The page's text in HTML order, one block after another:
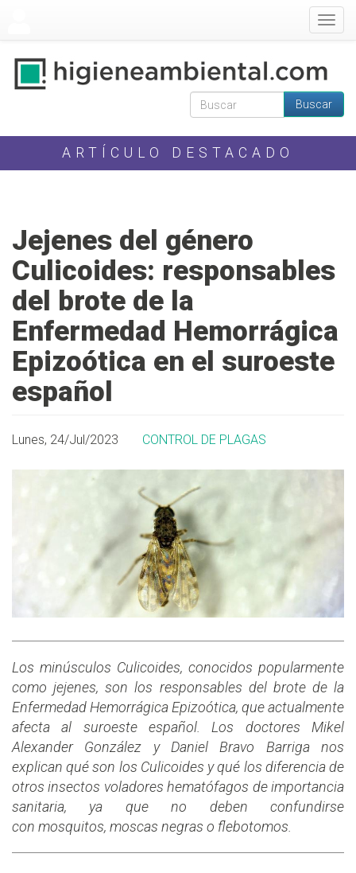
Formulario de
búsqueda
Buscar
ARTÍCULO DESTACADO
Jejenes del género
Culicoides: responsables
del brote de la
Enfermedad Hemorrágica
Epizoótica en el suroeste
español
Lunes, 24/Jul/2023 CONTROL DE PLAGAS
Los minúsculos Culicoides, conocidos popularmente
como jejenes, son los responsables del brote de la
Enfermedad Hemorrágica Epizoótica, que actualmente
afecta al suroeste español. Los doctores Mikel
Alexander González y Daniel Bravo Barriga nos
explican qué son los Culicoides y qué los diferencia de
otros insectos voladores hematófagos de importancia
sanitaria, ya que no deben confundirse
con mosquitos, moscas negras o flebotomos.